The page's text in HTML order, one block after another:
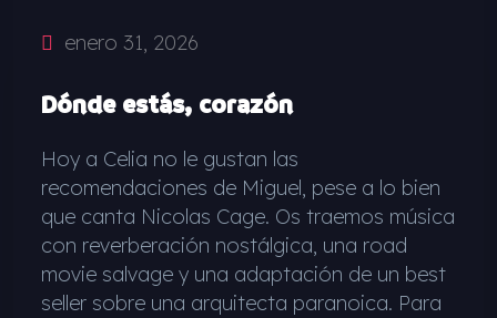
enero 31, 2026
Dónde estás, corazón
Hoy a Celia no le gustan las
recomendaciones de Miguel, pese a lo bien
que canta Nicolas Cage. Os traemos música
con reverberación nostálgica, una road
movie salvage y una adaptación de un best
seller sobre una arquitecta paranoica. Para